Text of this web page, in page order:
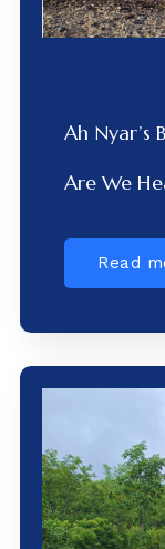
Ah Nyar’s
Are We
Read